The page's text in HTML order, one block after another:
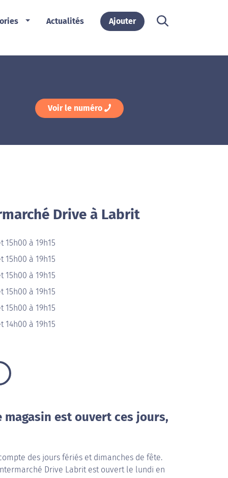
Actualités Ajouter
Voir le numéro
Drive à Labrit
15h00 à 19h15
15h00 à 19h15
15h00 à 19h15
15h00 à 19h15
15h00 à 19h15
14h00 à 19h15
est ouvert ces jours,
des jours fériés et dimanches de fête.
Drive Labrit est ouvert le lundi en